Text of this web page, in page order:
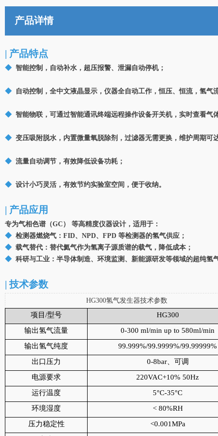
| 产品特点
◆ 智能控制，自动补水，超压报警、泄漏自动停机；
◆ 自动控制，全中文液晶显示，仪器全自动工作，恒压、恒流，氢气
◆ 智能物联，可通过智能通讯终端远程操作设备开关机，实时查看气
◆ 变压吸附脱水，内置微量氧脱除剂，过滤器无需更换，维护周期可
◆ 流量自动调节，有效降低设备功耗；
◆ 设计小巧灵活，有效节约实验室空间，便于收纳。
| 产品应用
专为气相色谱（GC） 等高精度仪器设计，适用于：
◆ 检测器燃烧气：FID、NPD、FPD 等检测器的氢气供应；
◆ 载气替代：替代氦气作为氢离子源质谱的载气，降低成本；
◆ 科研与工业：半导体制造、环境监测、新能源研发等领域的超纯氢
| 技术参数
HG300氢气发生器技术参数
项目/型号
HG300
输出氢气流量
0-300 ml/min up to 580ml/min
输出氢气纯度
99.999%/99.9999%/99.99999%
出口压力
0-8bar、可调
电源要求
220VAC+10% 50Hz
运行温度
5°C-35°C
环境湿度
< 80%RH
压力稳定性
<0.001MPa
产品详情